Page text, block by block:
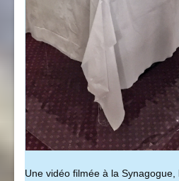
Une vidéo filmée à la Synagogue,